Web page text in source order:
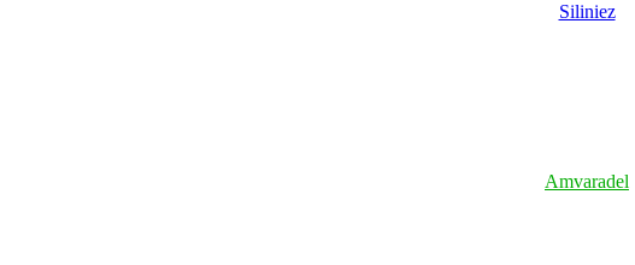
Siliniez
Amvaradel